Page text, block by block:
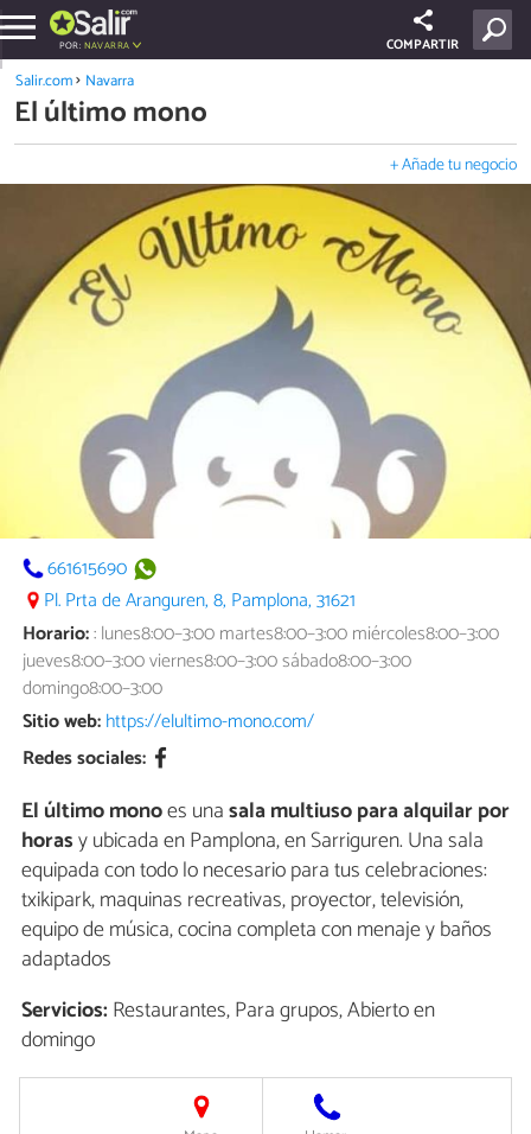
POR: NAVARRA COMPARTIR
Salir.com Navarra
El último mono
+ Añade tu negocio
661615690
Pl. Prta de Aranguren, 8, Pamplona, 31621
Horario:: lunes8:00–3:00 martes8:00–3:00 miércoles8:00–3:00
jueves8:00–3:00 viernes8:00–3:00 sábado8:00–3:00
domingo8:00–3:00
Sitio web:https://elultimo-mono.com/
Redes sociales:
El último monoes unasala multiuso para alquilar por
horasy ubicada en Pamplona, en Sarriguren. Una sala
equipada con todo lo necesario para tus celebraciones:
txikipark, maquinas recreativas, proyector, televisión,
equipo de música, cocina completa con menaje y baños
adaptados
Servicios:Restaurantes, Para grupos, Abierto en
domingo